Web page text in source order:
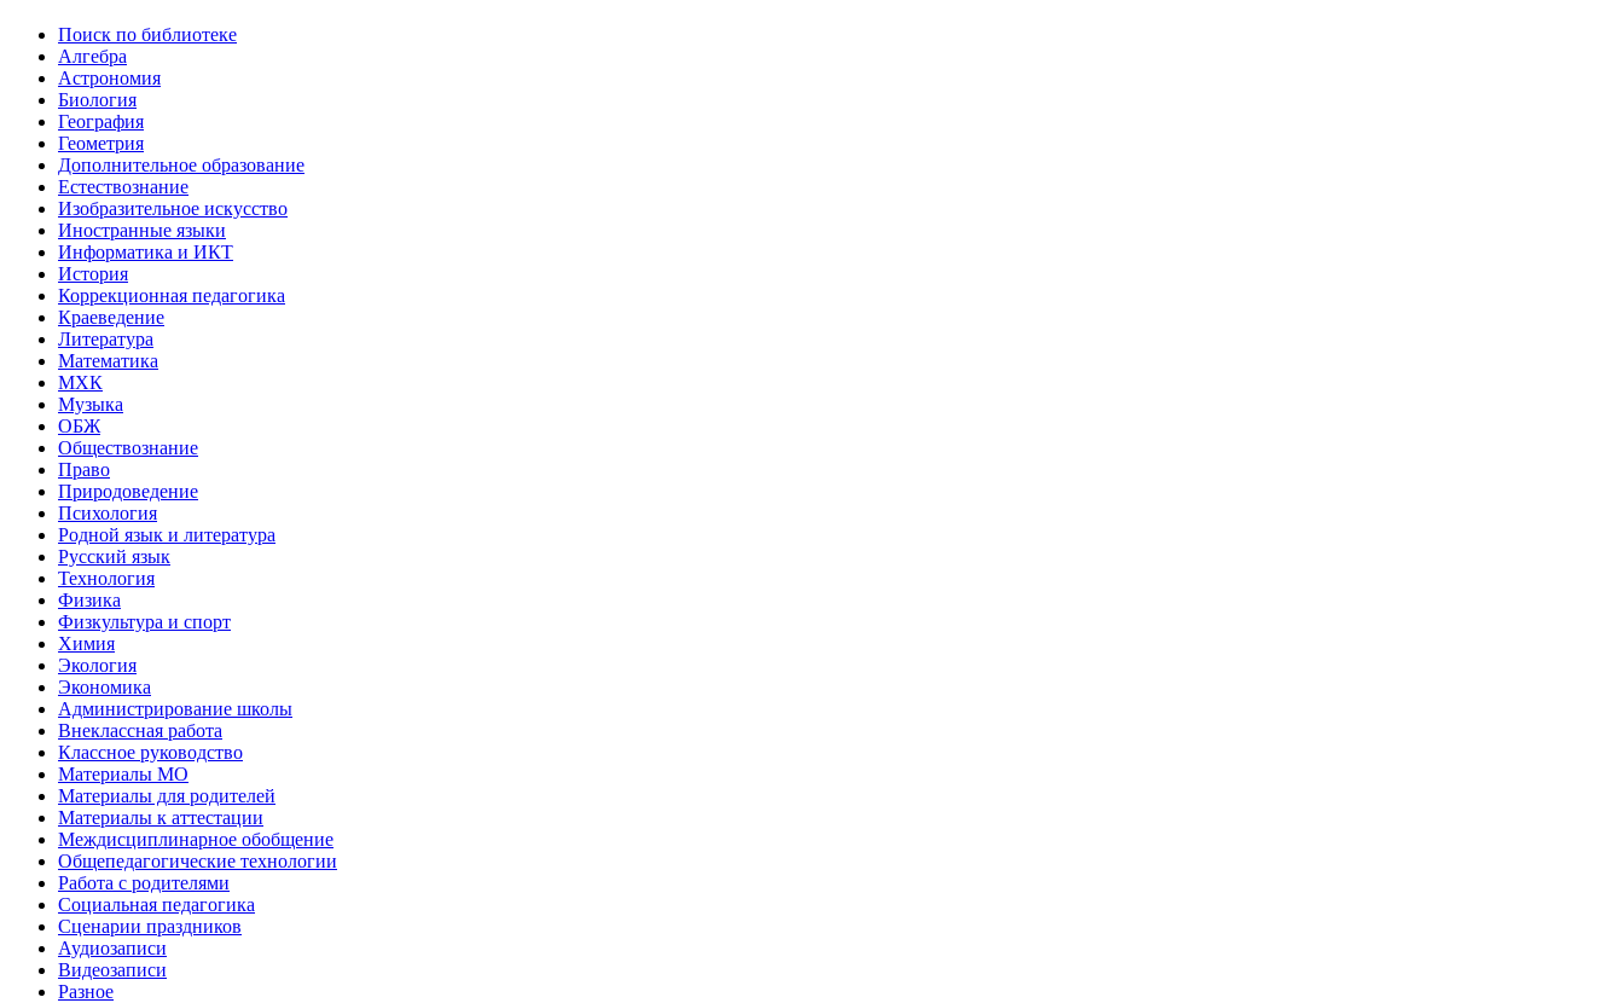
Поиск по библиотеке
Алгебра
Астрономия
Биология
География
Геометрия
Дополнительное образование
Естествознание
Изобразительное искусство
Иностранные языки
Информатика и ИКТ
История
Коррекционная педагогика
Краеведение
Литература
Математика
МХК
Музыка
ОБЖ
Обществознание
Право
Природоведение
Психология
Родной язык и литература
Русский язык
Технология
Физика
Физкультура и спорт
Химия
Экология
Экономика
Администрирование школы
Внеклассная работа
Классное руководство
Материалы МО
Материалы для родителей
Материалы к аттестации
Междисциплинарное обобщение
Общепедагогические технологии
Работа с родителями
Социальная педагогика
Сценарии праздников
Аудиозаписи
Видеозаписи
Разное